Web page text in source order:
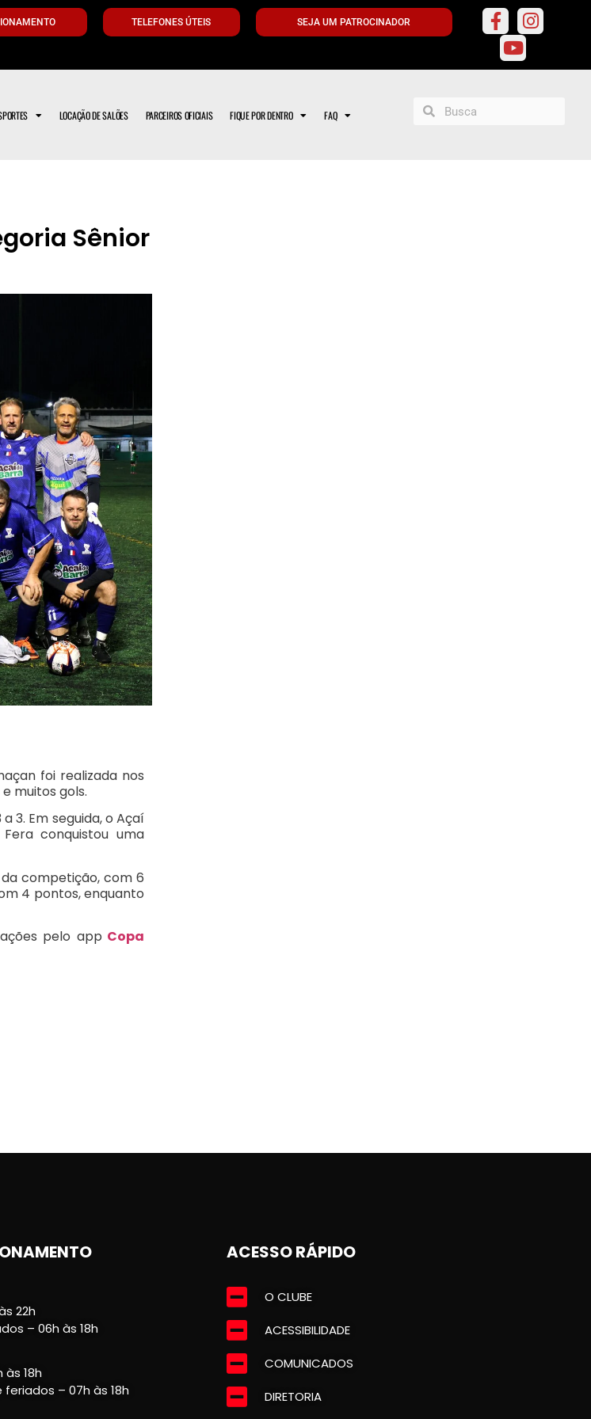
TELEFONES ÚTEIS SEJA UM PATROCINADOR
LOCAÇÃO DE SALÕES PARCEIROS OFICIAIS FIQUE POR DENTRO FAQ
Sênior
foi realizada nos
muitos gols.
3. Em seguida, o Açaí
conquistou uma
competição, com 6
4 pontos, enquanto
pelo app Copa
22h
– 06h às 18h
às 18h
– 07h às 18h
ACESSO RÁPIDO
O CLUBE
ACESSIBILIDADE
COMUNICADOS
DIRETORIA